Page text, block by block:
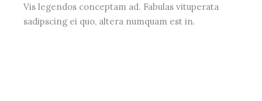
Vis legendos conceptam ad. Fabulas vituperata
sadipscing ei quo, altera numquam est in.